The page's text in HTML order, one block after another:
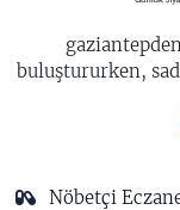
buluştururken,
Nöbetçi